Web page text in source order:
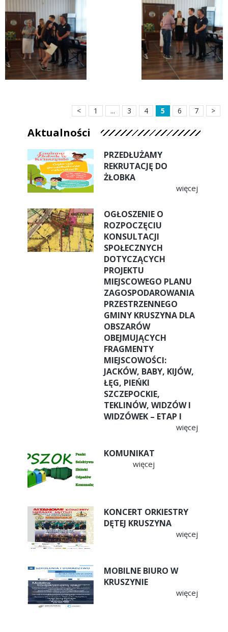
< 1 ... 3 4 5 6 7 >
Aktualności
PRZEDŁUŻAMY
REKRUTACJĘ DO
ŻŁOBKA
więcej
OGŁOSZENIE O
ROZPOCZĘCIU
KONSULTACJI
SPOŁECZNYCH
DOTYCZĄCYCH
PROJEKTU
MIEJSCOWEGO PLANU
ZAGOSPODAROWANIA
PRZESTRZENNEGO
GMINY KRUSZYNA DLA
OBSZARÓW
OBEJMUJĄCYCH
FRAGMENTY
MIEJSCOWOŚCI:
JACKÓW, BABY, KIJÓW,
ŁĘG, PIEŃKI
SZCZEPOCKIE,
TEKLINÓW, WIDZÓW I
WIDZÓWEK – ETAP I
więcej
KOMUNIKAT
więcej
KONCERT ORKIESTRY
DĘTEJ KRUSZYNA
więcej
MOBILNE BIURO W
KRUSZYNIE
więcej